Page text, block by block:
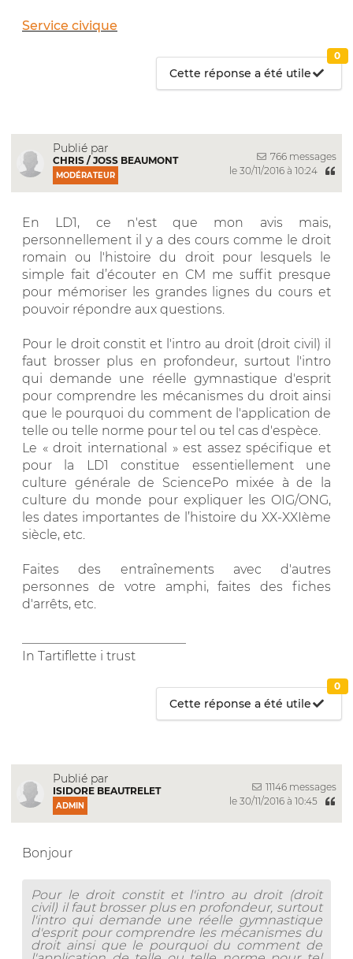
Service civique
Cette réponse a été utile
0
Publié par
CHRIS / JOSS BEAUMONT
MODÉRATEUR
766 messages
le 30/11/2016 à 10:24
En LD1, ce n'est que mon avis mais,
personnellement il y a des cours comme le droit
romain ou l'histoire du droit pour lesquels le
simple fait d’écouter en CM me suffit presque
pour mémoriser les grandes lignes du cours et
pouvoir répondre aux questions.
Pour le droit constit et l'intro au droit (droit civil) il
faut brosser plus en profondeur, surtout l'intro
qui demande une réelle gymnastique d'esprit
pour comprendre les mécanismes du droit ainsi
que le pourquoi du comment de l'application de
telle ou telle norme pour tel ou tel cas d'espèce.
Le « droit international » est assez spécifique et
pour la LD1 constitue essentiellement une
culture générale de SciencePo mixée à de la
culture du monde pour expliquer les OIG/ONG,
les dates importantes de l’histoire du XX-XXIème
siècle, etc.
Faites des entraînements avec d'autres
personnes de votre amphi, faites des fiches
d'arrêts, etc.
In Tartiflette i trust
Cette réponse a été utile
0
Publié par
ISIDORE BEAUTRELET
ADMIN
11146 messages
le 30/11/2016 à 10:45
Bonjour
Pour le droit constit et l'intro au droit (droit
civil) il faut brosser plus en profondeur, surtout
l'intro qui demande une réelle gymnastique
d'esprit pour comprendre les mécanismes du
droit ainsi que le pourquoi du comment de